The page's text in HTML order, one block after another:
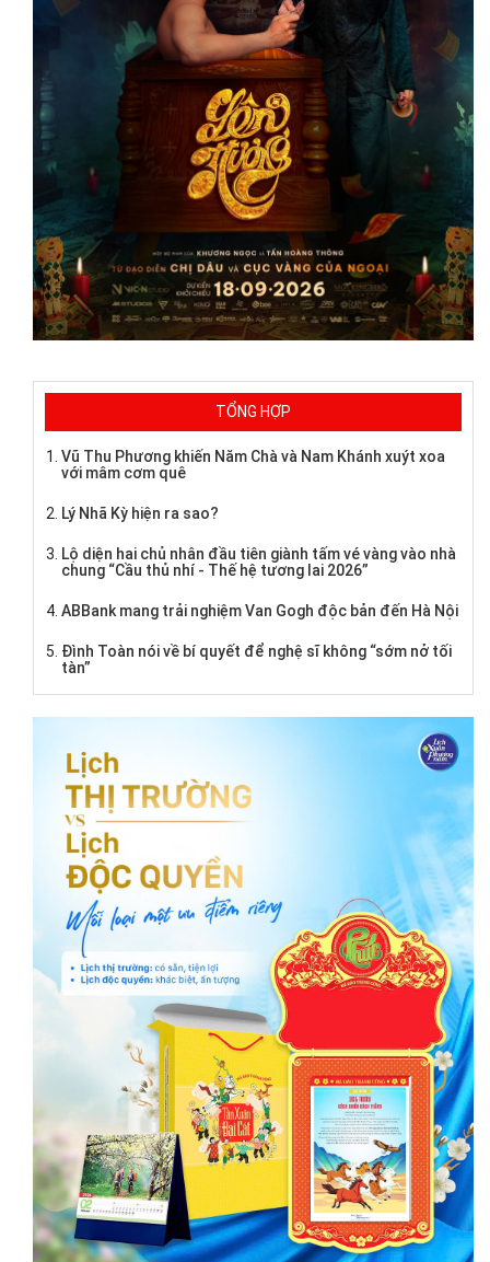
TỔNG HỢP
Vũ Thu Phương khiến Năm Chà và Nam Khánh xuýt xoa
với mâm cơm quê
Lý Nhã Kỳ hiện ra sao?
Lộ diện hai chủ nhân đầu tiên giành tấm vé vàng vào nhà
chung “Cầu thủ nhí - Thế hệ tương lai 2026”
ABBank mang trải nghiệm Van Gogh độc bản đến Hà Nội
Đình Toàn nói về bí quyết để nghệ sĩ không “sớm nở tối
tàn”